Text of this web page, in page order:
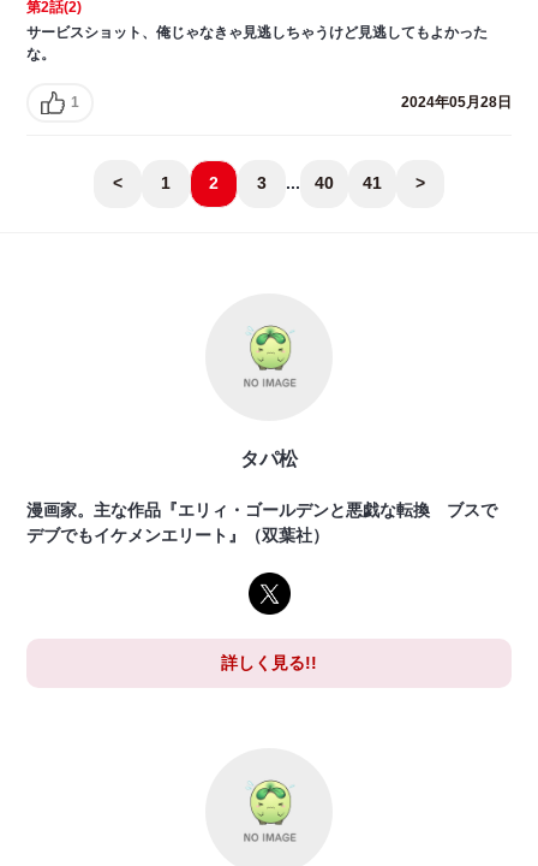
第2話(2)
サービスショット、俺じゃなきゃ見逃しちゃうけど見逃してもよかった
な。
1 2024年05月28日
< 1 2 3 ... 40 41 >
タパ松
漫画家。主な作品『エリィ・ゴールデンと悪戯な転換 ブスで
デブでもイケメンエリート』（双葉社）
詳しく見る!!